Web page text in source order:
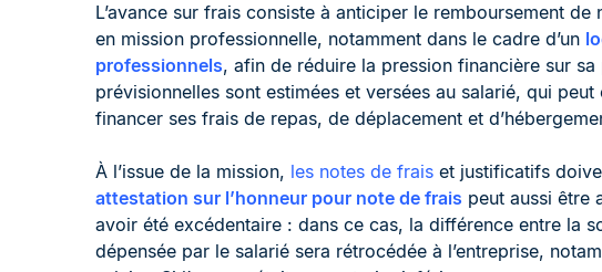
L’avance sur frais consiste à anticiper le remboursement
en mission professionnelle, notamment dans le cadre d’un
professionnels, afin de réduire la pression financière sur
prévisionnelles sont estimées et versées au salarié, qui
financer ses frais de repas, de déplacement et
À l’issue de la mission, les notes de frais et justificatifs
attestation sur l’honneur pour note de frais peut aussi être
avoir été excédentaire : dans ce cas, la différence entre la
dépensée par le salarié sera rétrocédée à l’entreprise,